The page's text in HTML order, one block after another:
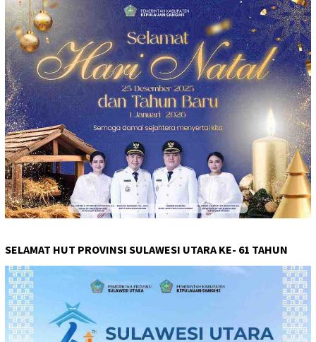
SELAMAT HUT PROVINSI SULAWESI UTARA KE- 61 TAHUN